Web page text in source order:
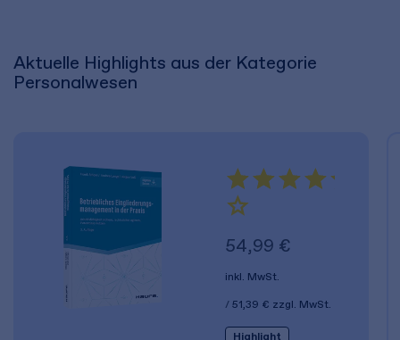
Aktuelle Highlights aus der Kategorie
Personalwesen
54,99 €
inkl. MwSt.
51,39 € zzgl. MwSt.
Highlight